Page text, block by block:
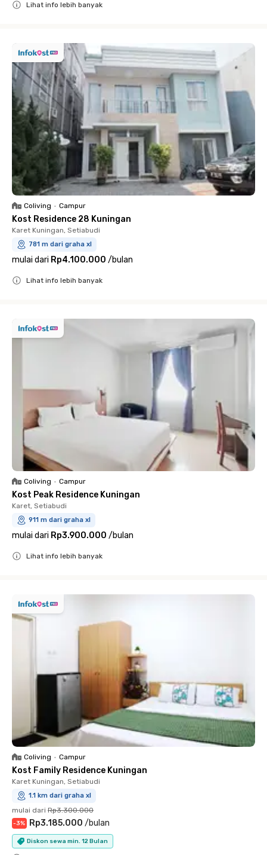
Lihat info lebih banyak
Coliving • Campur
Kost Residence 28 Kuningan
Karet Kuningan, Setiabudi
781 m dari graha xl
mulai dari Rp4.100.000 /bulan
Lihat info lebih banyak
Coliving • Campur
Kost Peak Residence Kuningan
Karet, Setiabudi
911 m dari graha xl
mulai dari Rp3.900.000 /bulan
Lihat info lebih banyak
Coliving • Campur
Kost Family Residence Kuningan
Karet Kuningan, Setiabudi
1.1 km dari graha xl
mulai dari Rp3.300.000
-3% Rp3.185.000 /bulan
Diskon sewa min. 12 Bulan